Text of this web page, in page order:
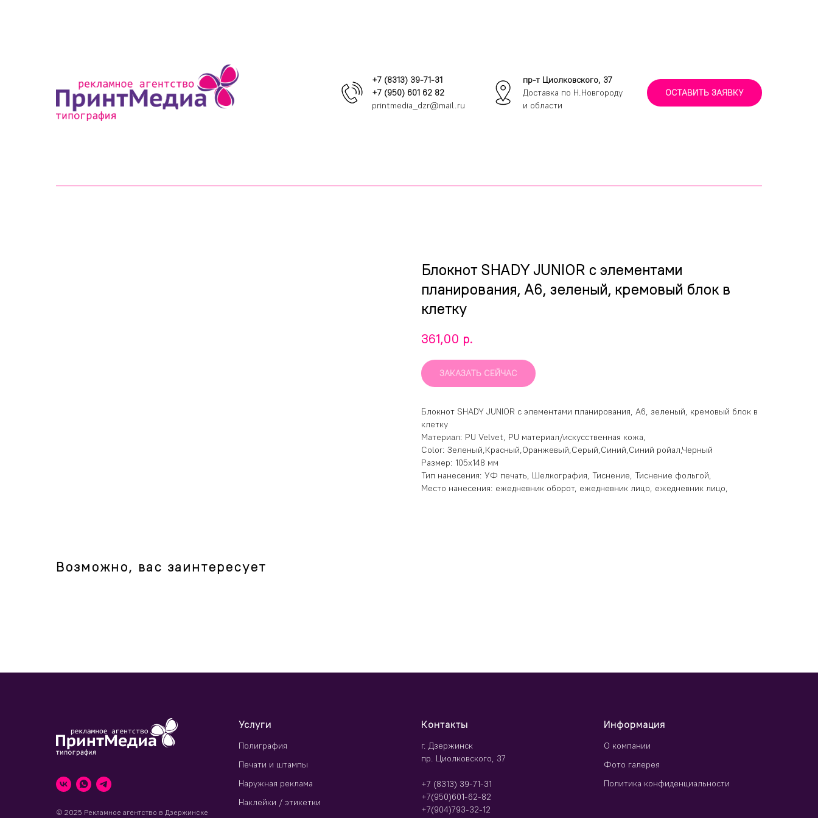
+7 (8313) 39-71-31
+7 (950) 601 62 82
printmedia_dzr@mail.ru
пр-т Циолковского, 37
Доставка по Н.Новгороду
и области
ОСТАВИТЬ ЗАЯВКУ
Блокнот SHADY JUNIOR с элементами
планирования, А6, зеленый, кремовый блок в
клетку
361,00 р.
ЗАКАЗАТЬ СЕЙЧАС
Блокнот SHADY JUNIOR с элементами планирования, А6, зеленый, кремовый блок в
клетку
Материал: PU Velvet, PU материал/искусственная кожа,
Color: Зеленый,Красный,Оранжевый,Серый,Синий,Синий ройал,Черный
Размер: 105х148 мм
Тип нанесения: УФ печать, Шелкография, Тиснение, Тиснение фольгой,
Место нанесения: ежедневник оборот, ежедневник лицо, ежедневник лицо,
Возможно, вас заинтересует
© 2025 Рекламное агентство в Дзержинске
Услуги
Полиграфия
Печати и штампы
Наружная реклама
Наклейки / этикетки
Контакты
г. Дзержинск
пр. Циолковского, 37
+7 (8313) 39-71-31
+7(950)601-62-82
+7(904)793-32-12
Информация
О компании
Фото галерея
Политика конфиденциальности